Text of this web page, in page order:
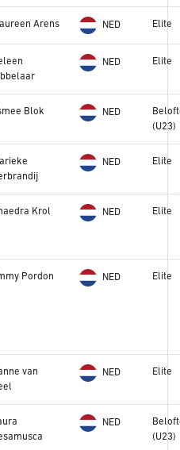
Arens NED Elite
NED Elite
Blok NED
(U23)
NED Elite
Krol NED Elite
Pordon NED Elite
van
NED Elite
NED
(U23)